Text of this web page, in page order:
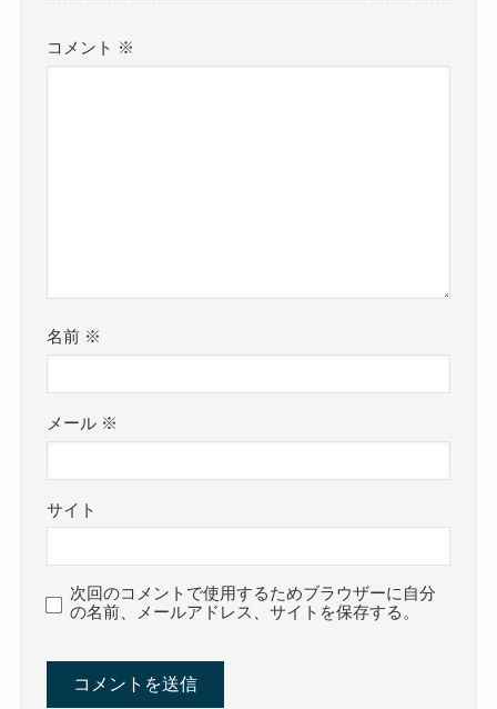
コメント ※
名前 ※
メール ※
サイト
次回のコメントで使用するためブラウザーに自分
の名前、メールアドレス、サイトを保存する。